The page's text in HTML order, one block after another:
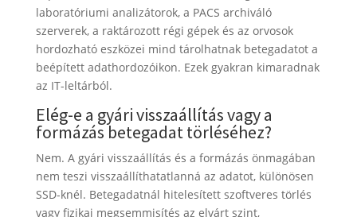
laboratóriumi analizátorok, a PACS archiváló
szerverek, a raktározott régi gépek és az orvosok
hordozható eszközei mind tárolhatnak betegadatot a
beépített adathordozóikon. Ezek gyakran kimaradnak
az IT-leltárból.
Elég-e a gyári visszaállítás vagy a
formázás betegadat törléséhez?
Nem. A gyári visszaállítás és a formázás önmagában
nem teszi visszaállíthatatlanná az adatot, különösen
SSD-knél. Betegadatnál hitelesített szoftveres törlés
vagy fizikai megsemmisítés az elvárt szint,